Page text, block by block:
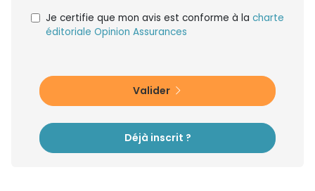
Je certifie que mon avis est conforme à la charte
éditoriale Opinion Assurances
Valider
Déjà inscrit ?